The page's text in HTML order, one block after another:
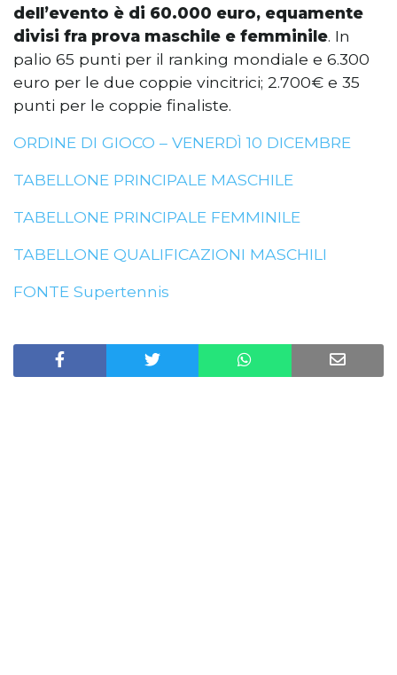
dell’evento è di 60.000 euro, equamente
divisi fra prova maschile e femminile. In
palio 65 punti per il ranking mondiale e 6.300
euro per le due coppie vincitrici; 2.700€ e 35
punti per le coppie finaliste.
ORDINE DI GIOCO – VENERDÌ 10 DICEMBRE
TABELLONE PRINCIPALE MASCHILE
TABELLONE PRINCIPALE FEMMINILE
TABELLONE QUALIFICAZIONI MASCHILI
FONTE Supertennis